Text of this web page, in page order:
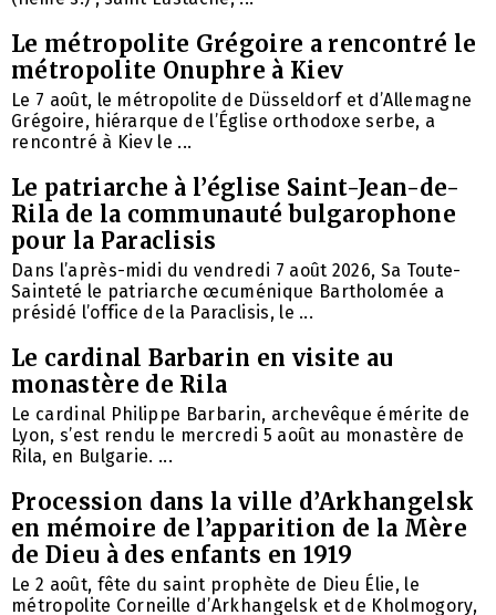
Le métropolite Grégoire a rencontré le
métropolite Onuphre à Kiev
Le 7 août, le métropolite de Düsseldorf et d’Allemagne
Grégoire, hiérarque de l’Église orthodoxe serbe, a
rencontré à Kiev le ...
Le patriarche à l’église Saint-Jean-de-
Rila de la communauté bulgarophone
pour la Paraclisis
Dans l’après-midi du vendredi 7 août 2026, Sa Toute-
Sainteté le patriarche œcuménique Bartholomée a
présidé l’office de la Paraclisis, le ...
Le cardinal Barbarin en visite au
monastère de Rila
Le cardinal Philippe Barbarin, archevêque émérite de
Lyon, s’est rendu le mercredi 5 août au monastère de
Rila, en Bulgarie. ...
Procession dans la ville d’Arkhangelsk
en mémoire de l’apparition de la Mère
de Dieu à des enfants en 1919
Le 2 août, fête du saint prophète de Dieu Élie, le
métropolite Corneille d’Arkhangelsk et de Kholmogory,